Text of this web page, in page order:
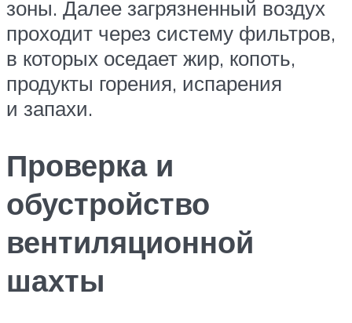
зоны. Далее загрязненный воздух
проходит через систему фильтров,
в которых оседает жир, копоть,
продукты горения, испарения
и запахи.
Проверка и
обустройство
вентиляционной
шахты